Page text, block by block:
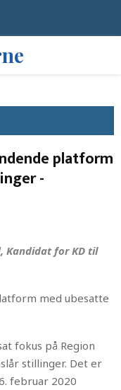
platform
-
Kandidat for KD til
med ubesatte
fokus på Region
stillinger. Det er
februar 2020